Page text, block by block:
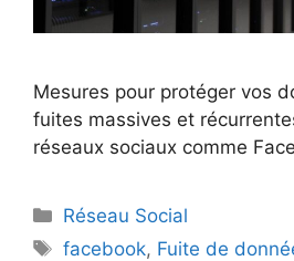
Mesures pour protéger vos
fuites massives et
réseaux sociaux comme
Catégories
Réseau Social
Étiquettes
facebook, Fuite de